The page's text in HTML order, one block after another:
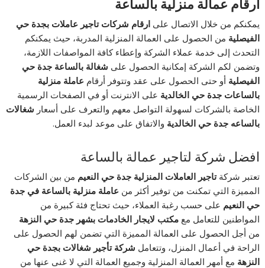
أرقام عمالة منزلية بالساعة
يمكنكم من خلال الاتصال علىارقام شركات تاجير عاملات بجدة حي
الفيصلية من الحصول على العمالة المنزلية المدربة، حيث يمكنكم
التحدث إلى خدمة عملاء الشركة وإعطاء كافة المواصفات اللازمة،
وتضمن لكم الشركة إمكانية الحصول على شغالة بالساعة جدة حي
الفيصليةأو حتى الحصول على عقد وتتوفر أرقام عاملة منزلية
بالساعات جدة حي الخالدية على الانترنت أو في الصفحات الرسمية
الخاصة بالشركات لسهولة التواصل معهم والتعرف على أسعار شغالات
بالساعه جدة حي الخالدية والاتفاق على موعد لبدء العمل.
افضل شركة لتاجير عمالة بالساعة
تعتبر شركةتاجير العاملات المنزلية جدة حي النعيم من بين الشركات
المميزة التي تمكنت من توفير أكثر من عاملة منزلية بالساعة في جدة
حي النعيم على حسب رغبة العملاء، حيث تحتاج فئة كبيرة من
المواطنين للتعامل معمكتب لايجار الخادمات بشهر جدة حي النزهة
من أجل الحصول على العمالة المميزة التي تضمن لهم الحصول على
الراحة في أعمال المنزل، وتتعامل شركة تأجير شغالات بجدة حي
النزهة مع أمهر العمالة المنزلية وجميع العمالة التي لا غنى عنها من